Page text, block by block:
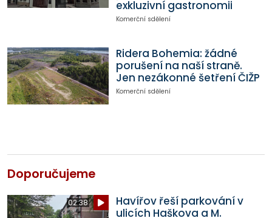
exkluzivní gastronomii
Komerční sdělení
Ridera Bohemia: žádné
porušení na naší straně.
Jen nezákonné šetření ČIŽP
Komerční sdělení
Doporučujeme
02:38
Havířov řeší parkování v
ulicích Haškova a M.